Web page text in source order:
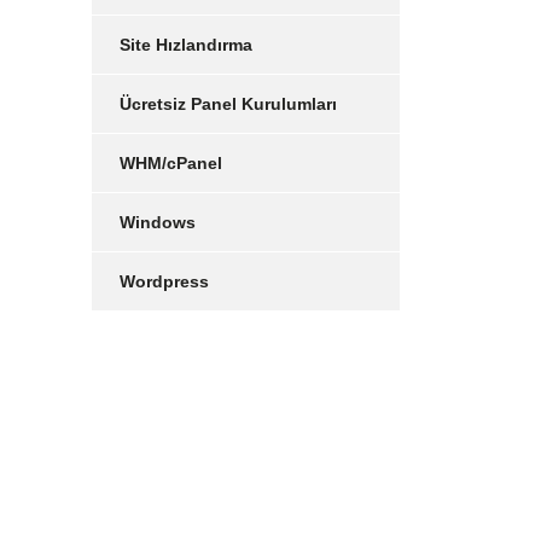
Site Hızlandırma
Ücretsiz Panel Kurulumları
WHM/cPanel
Windows
Wordpress